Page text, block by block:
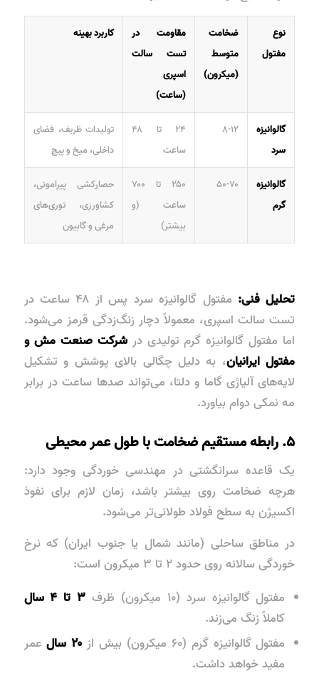
نوع
مفتول
ضخامت
متوسط
(میکرون)
مقاومت در
تست سالت
اسپری
(ساعت)
کاربرد بهینه
گالوانیزه
سرد
۸-۱۲
۲۴ تا ۴۸
ساعت
تولیدات ظریف، فضای
داخلی، میخ و پیچ
گالوانیزه
گرم
۵۰-۷۰
۲۵۰ تا ۷۰۰
ساعت (و
بیشتر)
حصارکشی پیرامونی،
کشاورزی، توری‌های
مرغی و گابیون
تحلیل فنی:
مفتول گالوانیزه سرد پس از ۴۸ ساعت در
تست سالت اسپری، معمولاً دچار زنگ‌زدگی قرمز می‌شود.
اما مفتول گالوانیزه گرم تولیدی درشرکت صنعت مش و
مفتول ایرانیان، به دلیل چگالی بالای پوشش و تشکیل
لایه‌های آلیاژی گاما و دلتا، می‌تواند صدها ساعت در برابر
مه نمکی دوام بیاورد.
۵. رابطه مستقیم ضخامت با طول عمر محیطی
یک قاعده سرانگشتی در مهندسی خوردگی وجود دارد:
هرچه ضخامت روی بیشتر باشد، زمان لازم برای نفوذ
اکسیژن به سطح فولاد طولانی‌تر می‌شود.
در مناطق ساحلی (مانند شمال یا جنوب ایران) که نرخ
خوردگی سالانه روی حدود ۲ تا ۳ میکرون است:
مفتول گالوانیزه سرد (۱۰ میکرون) ظرف
۳ تا ۴ سال
کاملاً زنگ می‌زند.
مفتول گالوانیزه گرم (۶۰ میکرون) بیش از
۲۰ سال
عمر
مفید خواهد داشت.